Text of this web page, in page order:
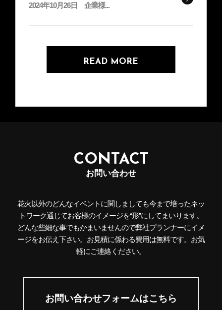
2024年10月26日 企業様...
READ MORE
CONTACT
お問い合わせ
花火以外のどんなイベントに関しましても今まで培ったネッ
トワーク通じてお客様のイメージを“形”にしてまいります。
どんな些細な事でもかまいませんので弊社プランナーにイメ
ージをお伝え下さい。お見積に係わる費用は無料です。お気
軽にご連絡ください。
お問い合わせフォームはこちら